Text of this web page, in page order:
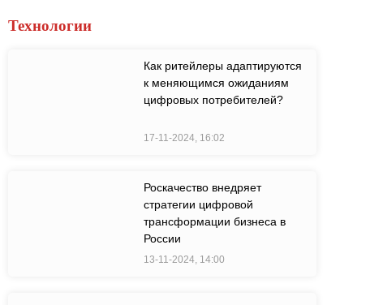
Технологии
Как ритейлеры адаптируются
к меняющимся ожиданиям
цифровых потребителей?
17-11-2024, 16:02
Роскачество внедряет
стратегии цифровой
трансформации бизнеса в
России
13-11-2024, 14:00